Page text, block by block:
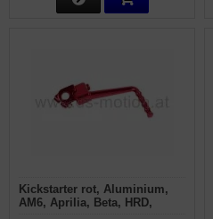
Kickstarter rot, Aluminium,
AM6, Aprilia, Beta, HRD,